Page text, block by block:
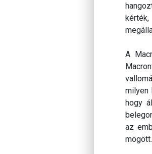
A
milyen
hogy
az